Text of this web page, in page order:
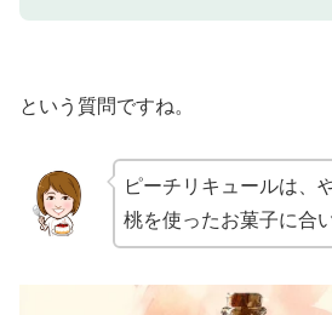
という質問ですね。
ピーチリキュールは、
桃を使ったお菓子に合